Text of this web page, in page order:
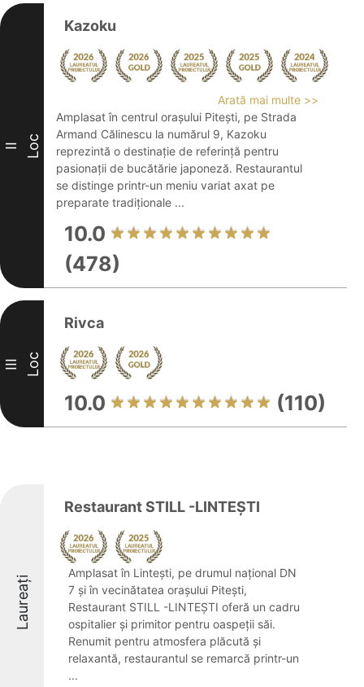
II Loc
Kazoku
Arată mai multe >>
Amplasat în centrul orașului Pitești, pe Strada
Armand Călinescu la numărul 9, Kazoku
reprezintă o destinație de referință pentru
pasionații de bucătărie japoneză. Restaurantul
se distinge printr-un meniu variat axat pe
preparate tradiționale ...
10.0
(478)
III Loc
Rivca
10.0 (110)
Laureați
Restaurant STILL -LINTEȘTI
Amplasat în Lintești, pe drumul național DN
7 și în vecinătatea orașului Pitești,
Restaurant STILL -LINTEȘTI oferă un cadru
ospitalier și primitor pentru oaspeții săi.
Renumit pentru atmosfera plăcută și
relaxantă, restaurantul se remarcă printr-un
...